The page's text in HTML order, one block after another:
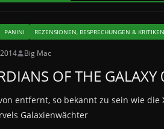
PANINI REZENSIONEN, BESPRECHUNGEN & KRITIKEN
Big Mac
OF THE
entfernt, so bekannt zu sein wie die
Galaxienwächter